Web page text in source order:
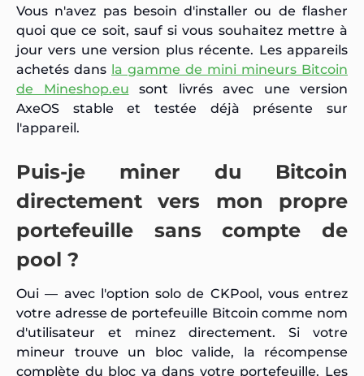
Vous n'avez pas besoin d'installer ou de flasher
quoi que ce soit, sauf si vous souhaitez mettre à
jour vers une version plus récente. Les appareils
achetés dans la gamme de mini mineurs Bitcoin
de Mineshop.eu sont livrés avec une version
AxeOS stable et testée déjà présente sur
l'appareil.
Puis-je miner du Bitcoin
directement vers mon propre
portefeuille sans compte de
pool ?
Oui — avec l'option solo de CKPool, vous entrez
votre adresse de portefeuille Bitcoin comme nom
d'utilisateur et minez directement. Si votre
mineur trouve un bloc valide, la récompense
complète du bloc va dans votre portefeuille. Les